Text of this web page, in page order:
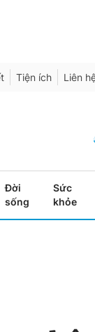
Tiện ích Liên
Đời
sống
Sức
khỏe